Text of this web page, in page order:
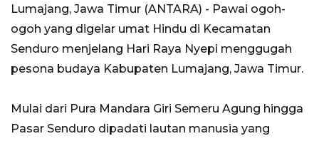
Lumajang, Jawa Timur (ANTARA) - Pawai ogoh-
ogoh yang digelar umat Hindu di Kecamatan
Senduro menjelang Hari Raya Nyepi menggugah
pesona budaya Kabupaten Lumajang, Jawa Timur.
Mulai dari Pura Mandara Giri Semeru Agung hingga
Pasar Senduro dipadati lautan manusia yang